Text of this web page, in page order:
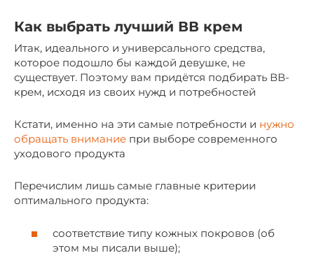
Как выбрать лучший ВВ крем
Итак, идеального и универсального средства,
которое подошло бы каждой девушке, не
существует. Поэтому вам придётся подбирать ВВ-
крем, исходя из своих нужд и потребностей
Кстати, именно на эти самые потребности и нужно
обращать внимание при выборе современного
уходового продукта
Перечислим лишь самые главные критерии
оптимального продукта:
соответствие типу кожных покровов (об
этом мы писали выше);